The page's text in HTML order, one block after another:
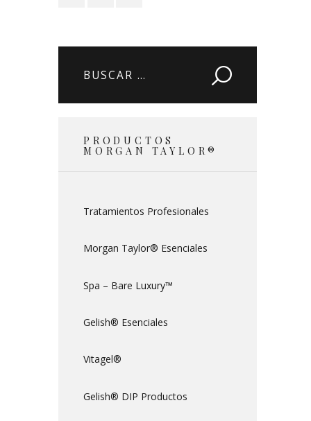
Buscar:
PRODUCTOS
MORGAN TAYLOR®
Tratamientos Profesionales
Morgan Taylor® Esenciales
Spa – Bare Luxury™
Gelish® Esenciales
Vitagel®
Gelish® DIP Productos